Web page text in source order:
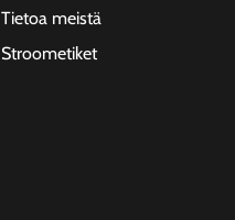
Tietoa meistä
Stroometiket